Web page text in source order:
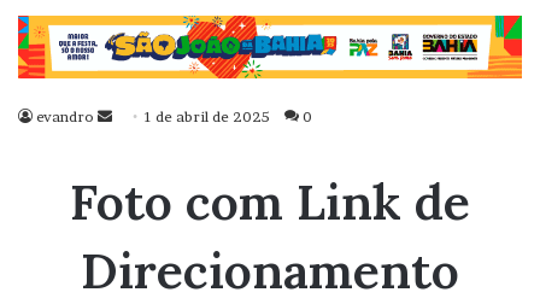
evandro
Mande
mail
1 de abril de 2025 0
Foto com Link de
Direcionamento